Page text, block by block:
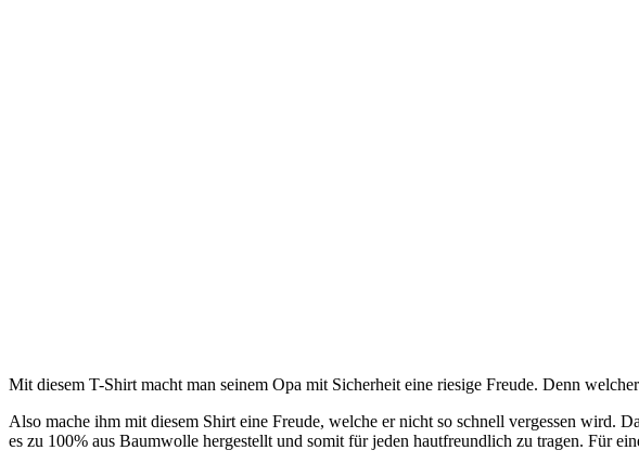
Mit diesem T-Shirt macht man seinem Opa mit Sicherheit eine riesige Freude. Denn
Also mache ihm mit diesem Shirt eine Freude, welche er nicht so schnell vergessen wird.
es zu 100% aus Baumwolle hergestellt und somit für jeden hautfreundlich zu tragen. Für